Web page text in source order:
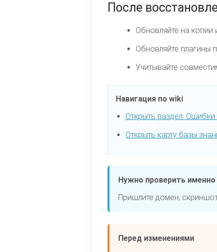
После
Обновляйте на копии
Обновляйте плагины
Учитывайте
Навигация по wiki
Открыть раздел: Ошибки
Открыть карту базы
Нужно проверить
Пришлите домен,
Перед изменениями